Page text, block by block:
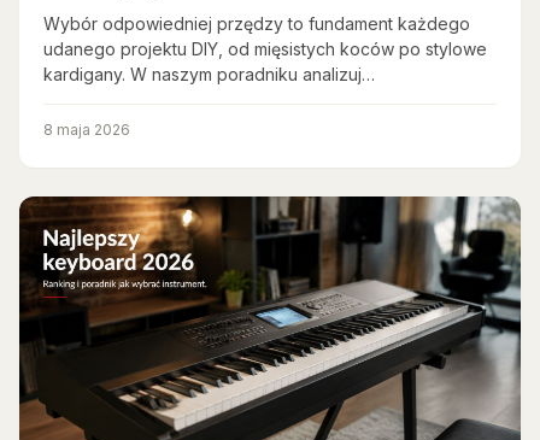
Wybór odpowiedniej przędzy to fundament każdego
udanego projektu DIY, od mięsistych koców po stylowe
kardigany. W naszym poradniku analizuj…
8 maja 2026